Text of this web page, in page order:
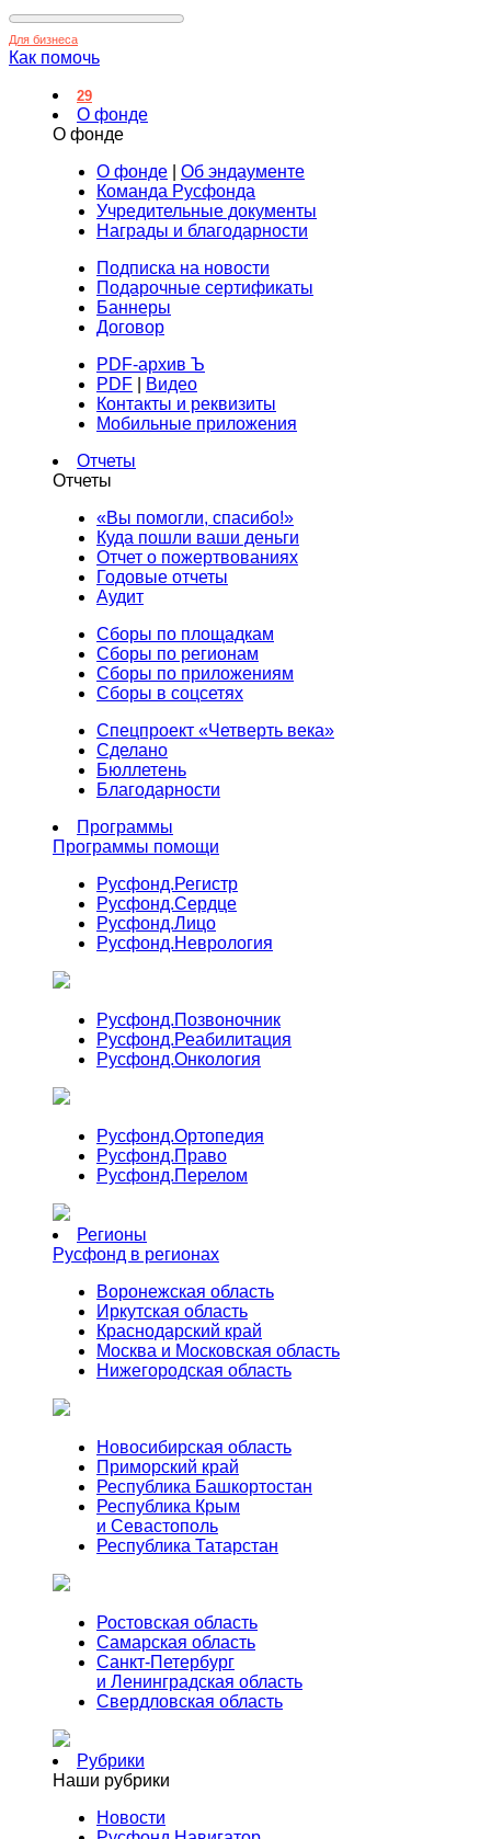
Для бизнеса
Как помочь
29
О фонде
О фонде
О фонде
Об эндаументе
Команда Русфонда
Учредительные документы
Награды и благодарности
Подписка на новости
Подарочные сертификаты
Баннеры
Договор
PDF-архив Ъ
PDF
Видео
Контакты и реквизиты
Мобильные приложения
Отчеты
Отчеты
«Вы помогли, спасибо!»
Куда пошли ваши деньги
Отчет о пожертвованиях
Годовые отчеты
Аудит
Сборы по площадкам
Сборы по регионам
Сборы по приложениям
Сборы в соцсетях
Спецпроект «Четверть века»
Сделано
Бюллетень
Благодарности
Программы
Программы помощи
Русфонд.Регистр
Русфонд.Сердце
Русфонд.Лицо
Русфонд.Неврология
Русфонд.Позвоночник
Русфонд.Реабилитация
Русфонд.Онкология
Русфонд.Ортопедия
Русфонд.Право
Русфонд.Перелом
Регионы
Русфонд в регионах
Воронежская область
Иркутская область
Краснодарский край
Москва и Московская область
Нижегородская область
Новосибирская область
Приморский край
Республика Башкортостан
Республика Крым
и Севастополь
Республика Татарстан
Ростовская область
Самарская область
Санкт-Петербург
и Ленинградская область
Свердловская область
Рубрики
Наши рубрики
Новости